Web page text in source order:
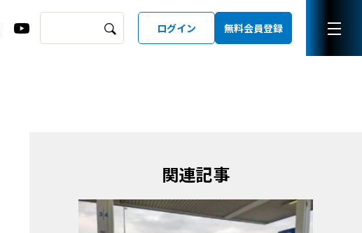
ログイン 無料会員登録
関連記事